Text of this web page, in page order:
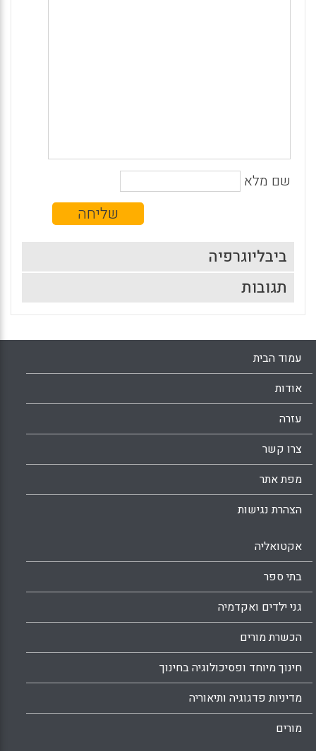
שם מלא
ביבליוגרפיה
תגובות
עמוד הבית
אודות
עזרה
צרו קשר
מפת אתר
הצהרת נגישות
אקטואליה
בתי ספר
גני ילדים ואקדמיה
הכשרת מורים
חינוך מיוחד ופסיכולוגיה בחינוך
מדיניות פדגוגיה ותיאוריה
מורים